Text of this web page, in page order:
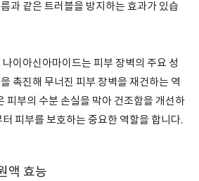
과 같은 트러블을 방지하는 효과가 있습
이아신아마이드는 피부 장벽의 주요 성
촉진해 무너진 피부 장벽을 재건하는 역
피부의 수분 손실을 막아 건조함을 개선하
피부를 보호하는 중요한 역할을 합니다.
액 효능